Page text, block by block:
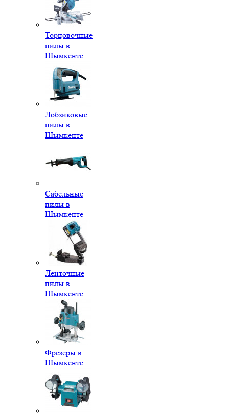
Торцовочные
пилы в
Шымкенте
Лобзиковые
пилы в
Шымкенте
Сабельные
пилы в
Шымкенте
Ленточные
пилы в
Шымкенте
Фрезеры в
Шымкенте